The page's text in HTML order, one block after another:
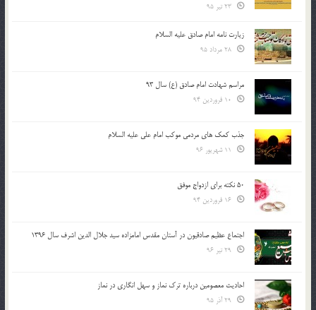
زیارت نامه امام صادق علیه السلام
مراسم شهادت امام صادق (ع) سال 93
جذب کمک های مردمی موکب امام علی علیه السلام
50 نکته برای ازدواج موفق
اجتماع عظیم صادقیون در آستان مقدس امامزاده سید جلال الدین اشرف سال 1396
احادیث معصومین درباره ترک نماز و سهل انگاری در نماز